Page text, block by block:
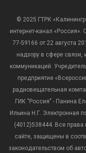
© 2025 ГТРК
интернет-канал
77-59166 от 22 августа
надзору в сфере
коммуникаций.
предприятие
радиовещательная
ГИК "Россия" - Панина
Ильина Н.Г. Электронная
(4012)538444. Все
сайте, защищены в
законодательством об